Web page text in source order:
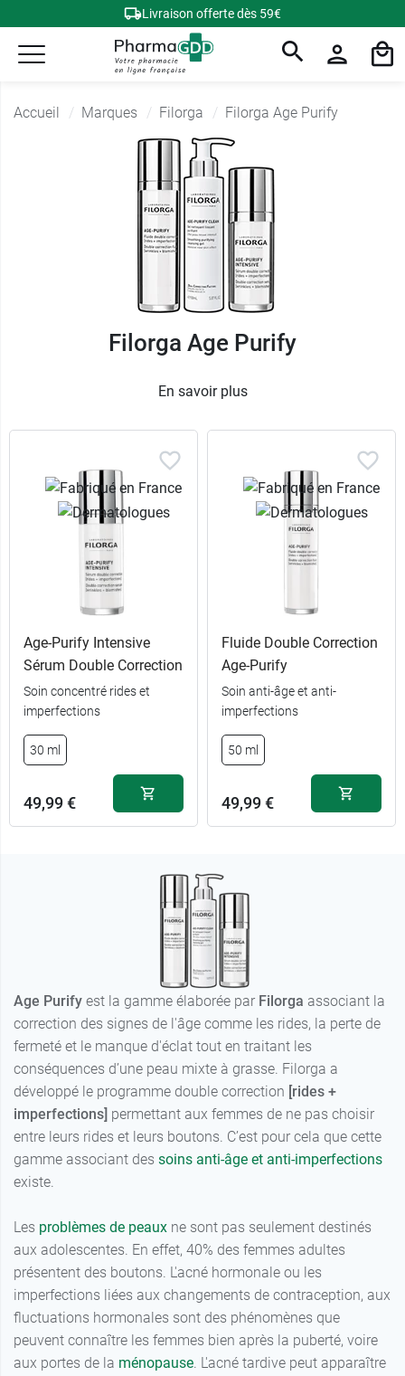
Livraison offerte dès 59€
Accueil Marques Filorga Filorga Age Purify
Filorga Age Purify
En savoir plus
Age-Purify Intensive
Sérum Double Correction
Soin concentré rides et
imperfections
30 ml
49,99 €
Fluide Double Correction
Age-Purify
Soin anti-âge et anti-
imperfections
50 ml
49,99 €
Age Purify est la gamme élaborée par Filorga associant la
correction des signes de l'âge comme les rides, la perte de
fermeté et le manque d'éclat tout en traitant les
conséquences d’une peau mixte à grasse. Filorga a
développé le programme double correction [rides +
imperfections] permettant aux femmes de ne pas choisir
entre leurs rides et leurs boutons. C’est pour cela que cette
gamme associant des soins anti-âge et anti-imperfections
existe.
Les problèmes de peaux ne sont pas seulement destinés
aux adolescentes. En effet, 40% des femmes adultes
présentent des boutons. L'acné hormonale ou les
imperfections liées aux changements de contraception, aux
fluctuations hormonales sont des phénomènes que
peuvent connaître les femmes bien après la puberté, voire
aux portes de la ménopause. L'acné tardive peut apparaître